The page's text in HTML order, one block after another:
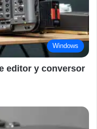
Windows
editor y conversor